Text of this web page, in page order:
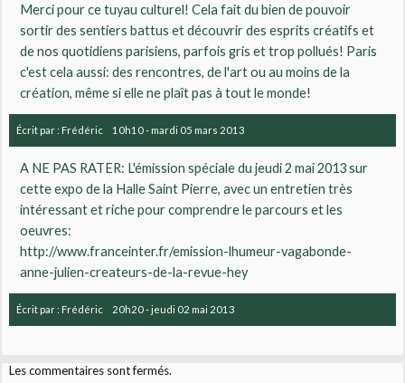
Merci pour ce tuyau culturel! Cela fait du bien de pouvoir
sortir des sentiers battus et découvrir des esprits créatifs et
de nos quotidiens parisiens, parfois gris et trop pollués! Paris
c'est cela aussi: des rencontres, de l'art ou au moins de la
création, même si elle ne plaît pas à tout le monde!
Écrit par : Frédéric 10h10- mardi 05 mars 2013
A NE PAS RATER: L'émission spéciale du jeudi 2 mai 2013 sur
cette expo de la Halle Saint Pierre, avec un entretien très
intéressant et riche pour comprendre le parcours et les
oeuvres:
http://www.franceinter.fr/emission-lhumeur-vagabonde-
anne-julien-createurs-de-la-revue-hey
Écrit par : Frédéric 20h20-jeudi 02 mai 2013
Les commentaires sont fermés.